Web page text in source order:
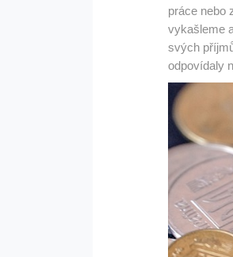
práce nebo
vykašleme
svých
odpovídaly